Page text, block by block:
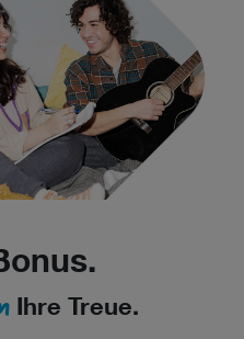
Ihre Treue.